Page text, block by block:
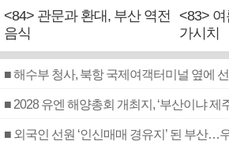
<84> 관문과 환대, 부산 역전
음식
<83>
가시치
■ 해수부 청사, 북항 국제여객터미널 옆에
■ 2028 유엔 해양총회 개최지, ‘부산이냐 제
■ 외국인 선원 ‘인신매매 경유지’ 된 부산…